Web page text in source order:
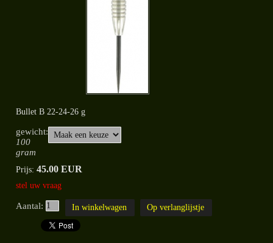
Bullet B 22-24-26 g
gewicht:
100
gram
Prijs: 45.00 EUR
stel uw vraag
Aantal: